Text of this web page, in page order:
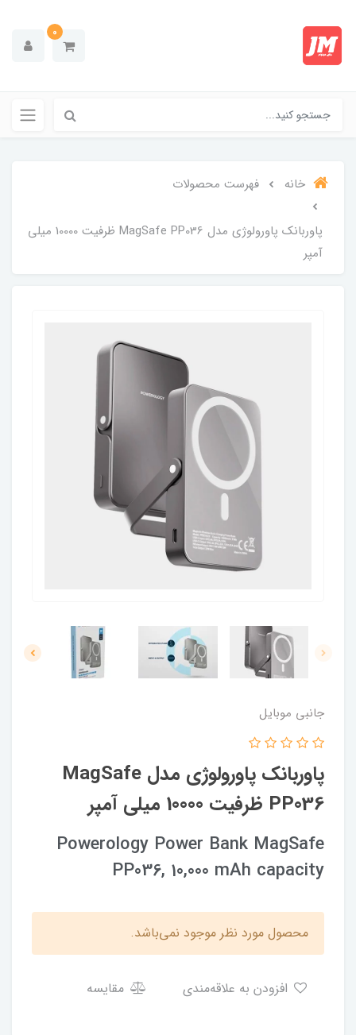
0
خانه فهرست محصولات
پاوربانک پاورولوژی مدل MagSafe PP036 ظرفیت 10000 میلی
آمپر
جانبی موبایل
پاوربانک پاورولوژی مدل MagSafe
PP036 ظرفیت 10000 میلی آمپر
Powerology Power Bank MagSafe
PP036, 10,000 mAh capacity
محصول مورد نظر موجود نمی‌باشد.
مقایسه